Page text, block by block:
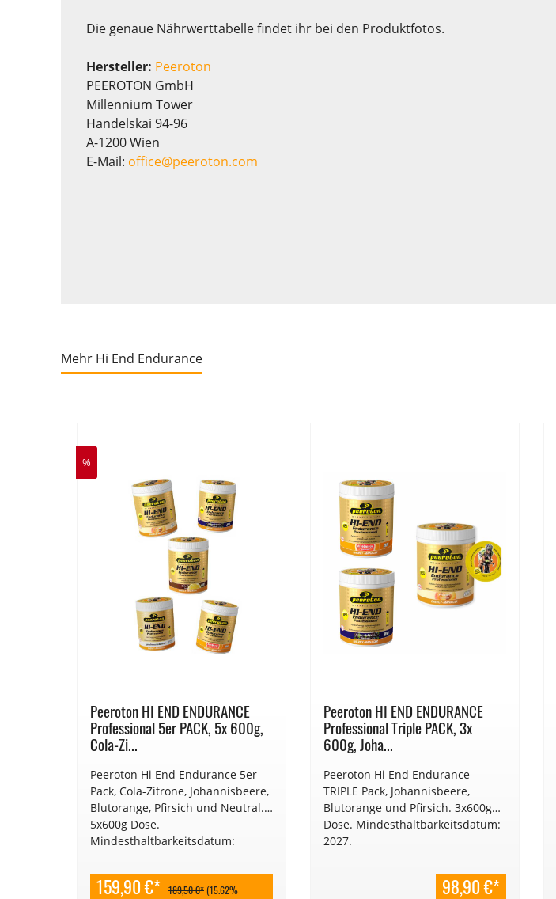
Die genaue Nährwerttabelle findet ihr bei den Produktfotos.
Hersteller: Peeroton
PEEROTON GmbH
Millennium Tower
Handelskai 94-96
A-1200 Wien
E-Mail: office@peeroton.com
Mehr Hi End Endurance
%
Peeroton HI END ENDURANCE
Professional 5er PACK, 5x 600g,
Cola-Zi...
Peeroton Hi End Endurance 5er
Pack, Cola-Zitrone, Johannisbeere,
Blutorange, Pfirsich und Neutral.
5x600g Dose.
Mindesthaltbarkeitsdatum:
159,90 €* 189,50 €*(15.62%
Peeroton HI END ENDURANCE
Professional Triple PACK, 3x
600g, Joha...
Peeroton Hi End Endurance
TRIPLE Pack, Johannisbeere,
Blutorange und Pfirsich. 3x600g
Dose. Mindesthaltbarkeitsdatum:
2027.
98,90 €*